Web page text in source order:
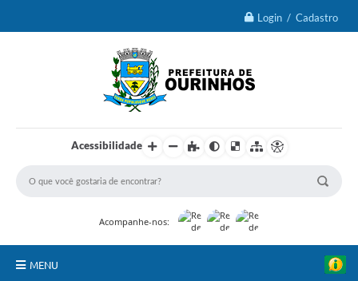
Login / Cadastro
Acessibilidade
Acompanhe-nos:
MENU